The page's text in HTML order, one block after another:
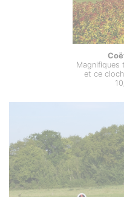
Magnifiques
et ce